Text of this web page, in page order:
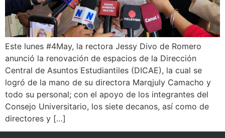
Este lunes #4May, la rectora Jessy Divo de Romero
anunció la renovación de espacios de la Dirección
Central de Asuntos Estudiantiles (DICAE), la cual se
logró de la mano de su directora Marqjuly Camacho y
todo su personal; con el apoyo de los integrantes del
Consejo Universitario, los siete decanos, así como de
directores y […]